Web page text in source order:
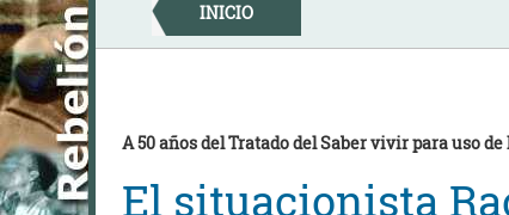
Skip
to
content
INICIO
A 50 años del Tratado del Saber vivir para uso
El situacionista